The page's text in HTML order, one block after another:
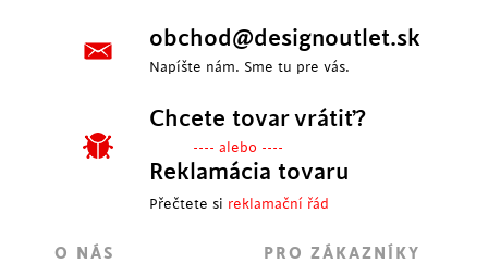
obchod@designoutlet.sk
Napíšte nám. Sme tu pre vás.
Chcete tovar vrátiť?
---- alebo ----
Reklamácia tovaru
Přečtete si reklamační řád
O NÁS PRO ZÁKAZNÍKY